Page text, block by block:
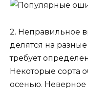
2. Неправильное
делятся на
требует
Некоторые сорта
осенью. Неверное